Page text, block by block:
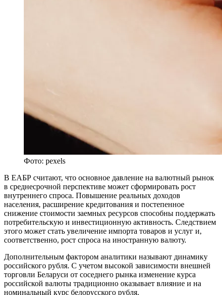
Фото: pexels
В ЕАБР считают, что основное давление на валютный рынок
в среднесрочной перспективе может сформировать рост
внутреннего спроса. Повышение реальных доходов
населения, расширение кредитования и постепенное
снижение стоимости заемных ресурсов способны поддержать
потребительскую и инвестиционную активность. Следствием
этого может стать увеличение импорта товаров и услуг и,
соответственно, рост спроса на иностранную валюту.
Дополнительным фактором аналитики называют динамику
российского рубля. С учетом высокой зависимости внешней
торговли Беларуси от соседнего рынка изменение курса
российской валюты традиционно оказывает влияние и на
номинальный курс белорусского рубля.